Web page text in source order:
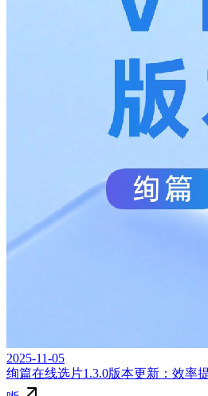
2025-11-05
绚篇在线选片1.3.0版本更新：效率